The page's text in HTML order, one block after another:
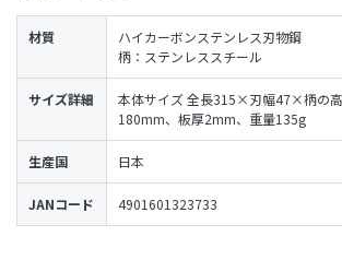
材質
ハイカーボンステンレス刃物鋼
柄：ステンレススチール
サイズ詳細
本体サイズ 全長315×刃幅47×柄の
180mm、板厚2mm、重量135g
生産国 日本
JANコード 4901601323733